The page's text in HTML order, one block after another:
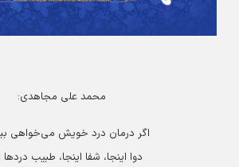
محمد علی مجاهدی:
اگر درمان‌ درد خویش‌ می‌خواهی‌ بیا
دوا اینجا، شفا اینجا، طبیب‌ دردها